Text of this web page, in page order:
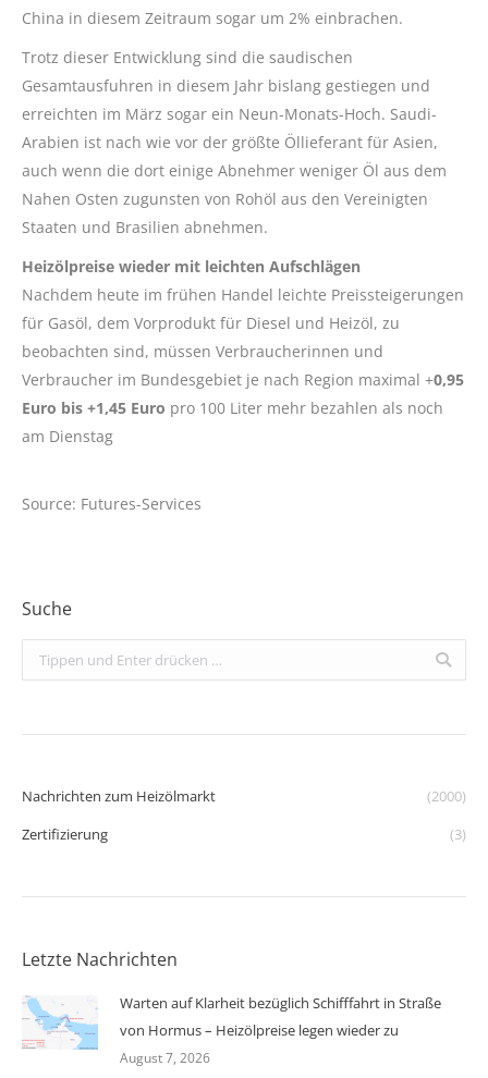
China in diesem Zeitraum sogar um 2% einbrachen.
Trotz dieser Entwicklung sind die saudischen
Gesamtausfuhren in diesem Jahr bislang gestiegen und
erreichten im März sogar ein Neun-Monats-Hoch. Saudi-
Arabien ist nach wie vor der größte Öllieferant für Asien,
auch wenn die dort einige Abnehmer weniger Öl aus dem
Nahen Osten zugunsten von Rohöl aus den Vereinigten
Staaten und Brasilien abnehmen.
Heizölpreise wieder mit leichten Aufschlägen
Nachdem heute im frühen Handel leichte Preissteigerungen
für Gasöl, dem Vorprodukt für Diesel und Heizöl, zu
beobachten sind, müssen Verbraucherinnen und
Verbraucher im Bundesgebiet je nach Region maximal +0,95
Euro bis +1,45 Euro pro 100 Liter mehr bezahlen als noch
am Dienstag
Source: Futures-Services
Suche
Search:
Nachrichten zum Heizölmarkt
(2000)
Zertifizierung
(3)
Letzte Nachrichten
Warten auf Klarheit bezüglich Schifffahrt in Straße
von Hormus – Heizölpreise legen wieder zu
August 7, 2026